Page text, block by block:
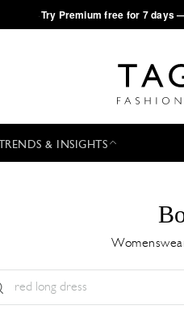
·Try Premium free for 7 days
TRENDS & INSIGHTS